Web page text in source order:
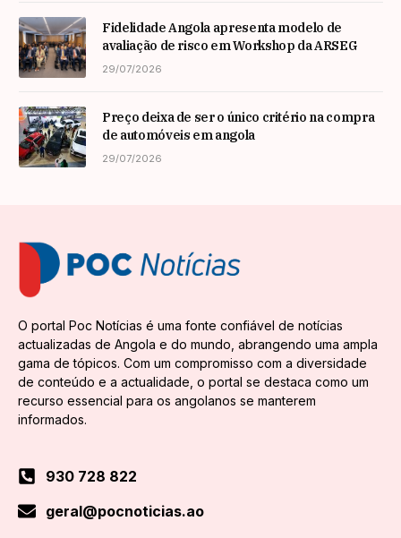
Fidelidade Angola apresenta modelo de
avaliação de risco em Workshop da ARSEG
29/07/2026
Preço deixa de ser o único critério na compra
de automóveis em angola
29/07/2026
O portal Poc Notícias é uma fonte confiável de notícias
actualizadas de Angola e do mundo, abrangendo uma ampla
gama de tópicos. Com um compromisso com a diversidade
de conteúdo e a actualidade, o portal se destaca como um
recurso essencial para os angolanos se manterem
informados.
930 728 822
geral@pocnoticias.ao